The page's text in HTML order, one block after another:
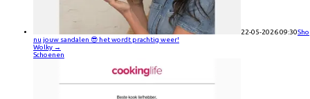
22-05-2026 09:30
nu jouw sandalen 😎 het wordt prachtig weer!
Wolky →
Schoenen